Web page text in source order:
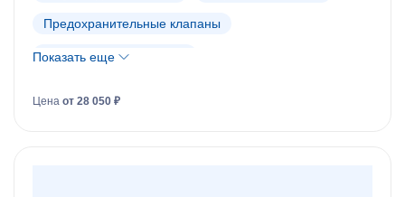
Предохранительные клапаны
Регулирующие клапаны
Показать еще
Цена от 28 050 ₽